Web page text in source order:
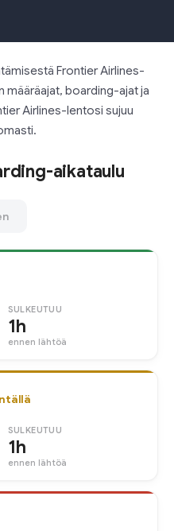
Frontier Airlines-
boarding-ajat ja
Airlines-lentosi sujuu
aikataulu
SULKEUTUU
1h
ennen lähtöä
SULKEUTUU
1h
ennen lähtöä